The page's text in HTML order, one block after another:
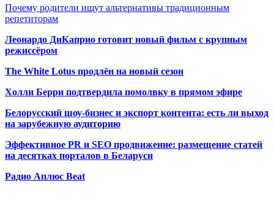
Почему родители ищут альтернативы традиционным
репетиторам
Леонардо ДиКаприо готовит новый фильм с крупным
режиссёром
The White Lotus продлён на новый сезон
Холли Берри подтвердила помолвку в прямом эфире
Белорусский шоу-бизнес и экспорт контента: есть ли выход
на зарубежную аудиторию
Эффективное PR и SEO продвижение: размещение статей
на десятках порталов в Беларуси
Радио Аплюс Beat